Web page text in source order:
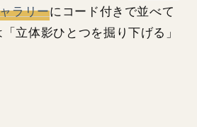
ラリーにコード付きで並べて
立体影ひとつを掘り下げる」